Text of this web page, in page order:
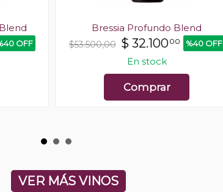
OFF
Bressia Profundo Blend
$53.500,00 $ 32.10000 %40 OFF
En stock
Comprar
VER MÁS VINOS